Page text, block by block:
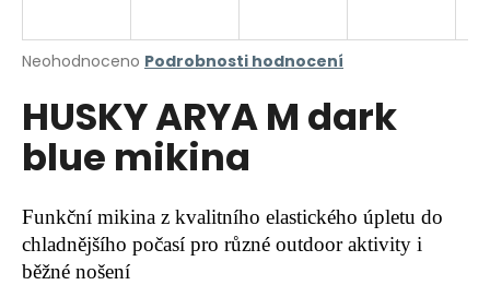
Průměrné
produktu
je
0,0
hvězdiček.
Neohodnoceno Podrobnosti hodnocení
HUSKY ARYA M dark
blue mikina
Funkční mikina z kvalitního elastického úpletu do
chladnějšího počasí pro různé outdoor aktivity i
běžné nošení
j
t
?
HLEDAT